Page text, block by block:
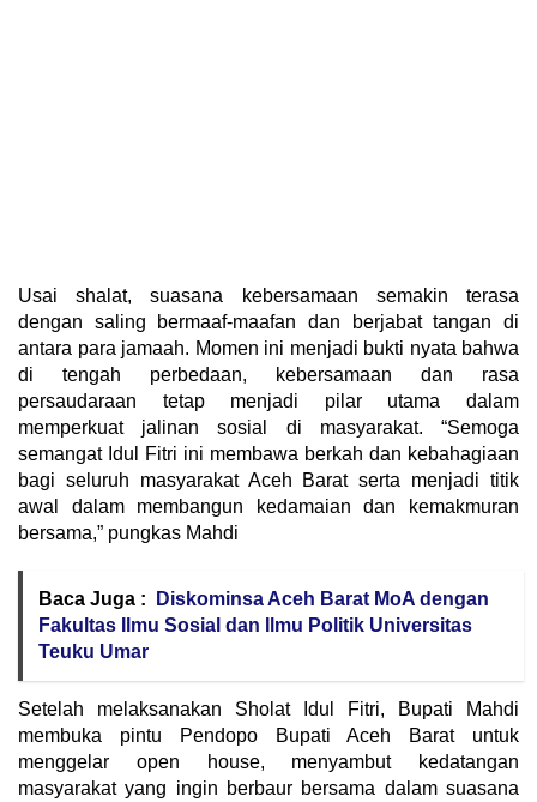
Usai shalat, suasana kebersamaan semakin terasa
dengan saling bermaaf-maafan dan berjabat tangan di
antara para jamaah. Momen ini menjadi bukti nyata bahwa
di tengah perbedaan, kebersamaan dan rasa
persaudaraan tetap menjadi pilar utama dalam
memperkuat jalinan sosial di masyarakat. “Semoga
semangat Idul Fitri ini membawa berkah dan kebahagiaan
bagi seluruh masyarakat Aceh Barat serta menjadi titik
awal dalam membangun kedamaian dan kemakmuran
bersama,” pungkas Mahdi
Baca Juga :
Diskominsa Aceh Barat MoA dengan
Fakultas Ilmu Sosial dan Ilmu Politik Universitas
Teuku Umar
Setelah melaksanakan Sholat Idul Fitri, Bupati Mahdi
membuka pintu Pendopo Bupati Aceh Barat untuk
menggelar open house, menyambut kedatangan
masyarakat yang ingin berbaur bersama dalam suasana